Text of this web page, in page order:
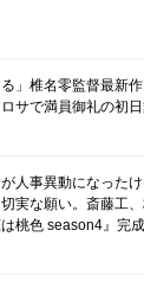
る」椎名零監督最新
サで満員御礼の初
人事異動になった
実な願い。斎藤工
桃色 season4』完